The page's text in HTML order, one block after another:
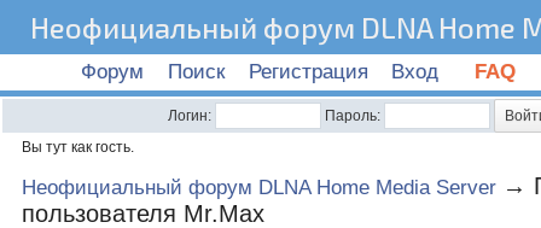
Неофициальный форум DLNA Home
Форум Поиск Регистрация Вход FAQ
Логин:
Пароль:
Вы тут как гость.
Неофициальный форум DLNA Home Media Server →
пользователя Mr.Max